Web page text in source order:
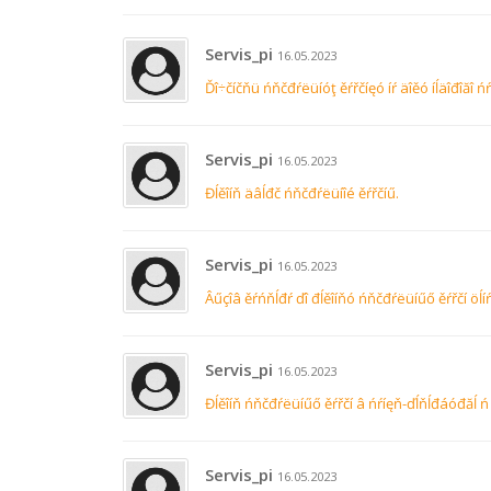
Servis_pi 16.05.2023
Ďî÷číčňü ńňčđŕëüíóţ ěŕřčíęó íŕ äîěó íĺäîđîăî
Servis_pi 16.05.2023
Đĺěîíň äâĺđč ńňčđŕëüíîé ěŕřčíű.
Servis_pi 16.05.2023
Âűçîâ ěŕńňĺđŕ ďî đĺěîíňó ńňčđŕëüíűő ěŕřčí
Servis_pi 16.05.2023
Đĺěîíň ńňčđŕëüíűő ěŕřčí â ńŕíęň-ďĺňĺđáóđăĺ ń
Servis_pi 16.05.2023